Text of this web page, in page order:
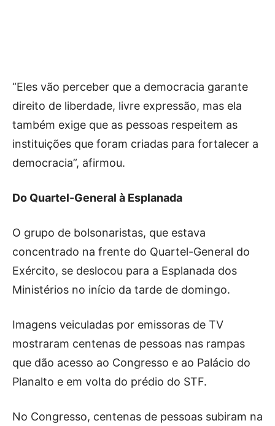
“Eles vão perceber que a democracia garante
direito de liberdade, livre expressão, mas ela
também exige que as pessoas respeitem as
instituições que foram criadas para fortalecer a
democracia”, afirmou.
Do Quartel-General à Esplanada
O grupo de bolsonaristas, que estava
concentrado na frente do Quartel-General do
Exército, se deslocou para a Esplanada dos
Ministérios no início da tarde de domingo.
Imagens veiculadas por emissoras de TV
mostraram centenas de pessoas nas rampas
que dão acesso ao Congresso e ao Palácio do
Planalto e em volta do prédio do STF.
No Congresso, centenas de pessoas subiram na